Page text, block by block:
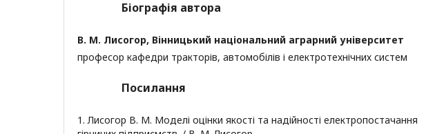
Біографія автора
В. М. Лисогор, Вінницький національний аграрний університет
професор кафедри тракторів, автомобілів і електротехнічних систем
Посилання
1. Лисогор В. М. Моделі оцінки якості та надійності електропостачання